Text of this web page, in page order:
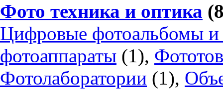
Фото техника и оптика
Цифровые фотоальбомы и
фотоаппараты (1),
Фотолаборатории (1),